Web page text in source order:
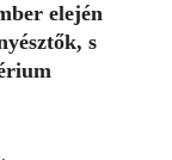
elején
s